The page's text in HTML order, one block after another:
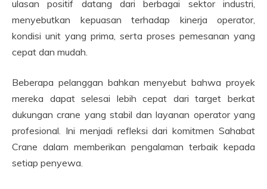
ulasan positif datang dari berbagai sektor industri,
menyebutkan kepuasan terhadap kinerja operator,
kondisi unit yang prima, serta proses pemesanan yang
cepat dan mudah.
Beberapa pelanggan bahkan menyebut bahwa proyek
mereka dapat selesai lebih cepat dari target berkat
dukungan crane yang stabil dan layanan operator yang
profesional. Ini menjadi refleksi dari komitmen Sahabat
Crane dalam memberikan pengalaman terbaik kepada
setiap penyewa.